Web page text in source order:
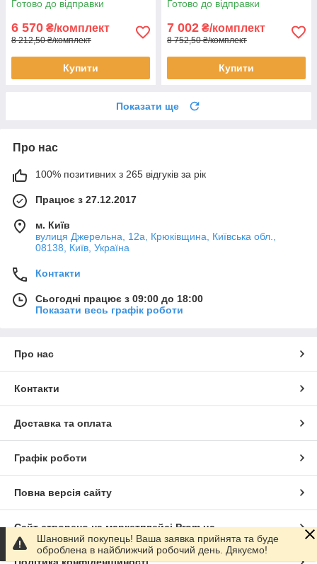
Готово до відправки
6 570 ₴/комплект
8 212,50 ₴/комплект
Купити
Готово до відправки
7 002 ₴/комплект
8 752,50 ₴/комплект
Купити
Показати ще
Про нас
100% позитивних з 265 відгуків за рік
Працює з 27.12.2017
м. Київ
вулиця Джерельна, 12а, Крюківщина, Київська обл.,
08138, Київ, Україна
Контакти
Сьогодні працює з 09:00 до 18:00
Показати весь графік роботи
Про нас
Контакти
Доставка та оплата
Графік роботи
Повна версія сайту
Сайт створено на маркетплейсіProm.ua
Політика конфіденційності
Шановний покупець! Ваша заявка прийнята та буде
оброблена в найближчий робочий день. Дякуємо!